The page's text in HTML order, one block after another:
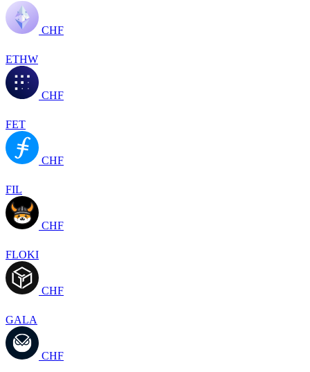
CHF
ETHW
CHF
FET
CHF
FIL
CHF
FLOKI
CHF
GALA
CHF